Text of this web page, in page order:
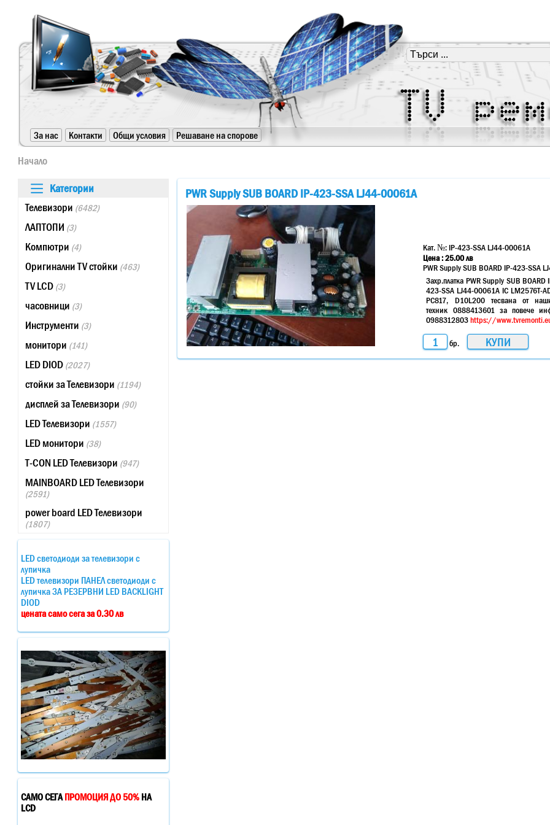
За нас Контакти Общи условия
Решаване на спорове
https://www.high-endrolex.com/24
Начало
Категории
Телевизори (6482)
ЛАПТОПИ (3)
Компютри (4)
Оригинални TV стойки (463)
TV LCD (3)
часовници (3)
Инструменти (3)
монитори (141)
LED DIOD (2027)
стойки за Телевизори (1194)
дисплей за Телевизори (90)
LED Телевизори (1557)
LED монитори (38)
T-CON LED Телевизори (947)
MAINBOARD LED Телевизори
(2591)
power board LED Телевизори
(1807)
LED светодиоди за телевизори с
лупичка
LED телевизори ПАНЕЛ светодиоди с
лупичка ЗА РЕЗЕРВНИ LED BACKLIGHT
DIOD
цената само сега за 0.30 лв
САМО СЕГАПРОМОЦИЯ ДО 50% НА
LCD
PWR Supply SUB BOARD IP-423-SSA LJ44-00061A
Кат. №:IP-423-SSA LJ44-00061A
Цена :25.00лв
PWR Supply SUB BOARD IP-423-SSA
Захр.платка PWR Supply SUB BOARD
423-SSA LJ44-00061A IC LM2576T-
PC817, D10L200 тесвана от
техник 0888413601 за повече
0988312803https://
бр.